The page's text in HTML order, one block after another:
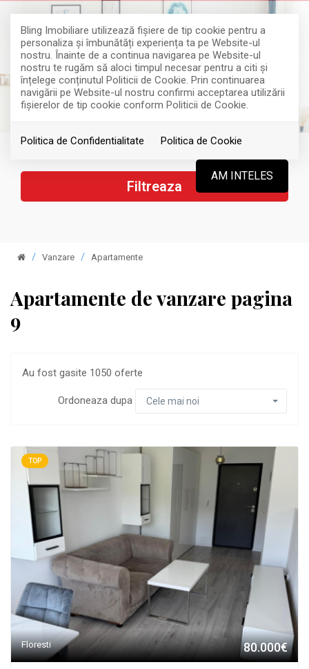
Bling Imobiliare utilizează fişiere de tip cookie pentru a
personaliza și îmbunătăți experiența ta pe Website-ul
nostru. Înainte de a continua navigarea pe Website-ul
nostru te rugăm să aloci timpul necesar pentru a citi și
înțelege conținutul Politicii de Cookie. Prin continuarea
navigării pe Website-ul nostru confirmi acceptarea utilizării
fişierelor de tip cookie conform Politicii de Cookie.
Politica de Confidentialitate Politica de Cookie
AM INTELES
Filtreaza
Vanzare Apartamente
Apartamente de vanzare pagina
9
Au fost gasite 1050 oferte
Ordoneaza dupa Cele mai noi
TOP
Floresti 80.000€